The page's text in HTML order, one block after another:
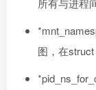
所有与进程
图，在struct